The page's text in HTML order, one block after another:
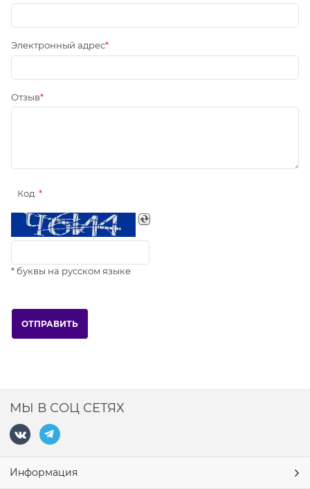
Электронный адрес
Отзыв
Код
* буквы на русском языке
МЫ В СОЦ СЕТЯХ
Информация